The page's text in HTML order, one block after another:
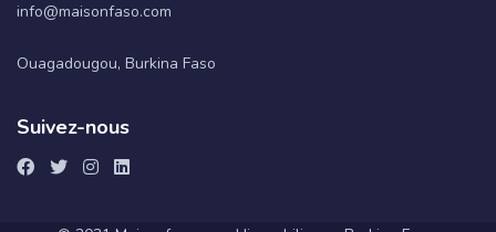
info@maisonfaso.com
Ouagadougou, Burkina Faso
Suivez-nous